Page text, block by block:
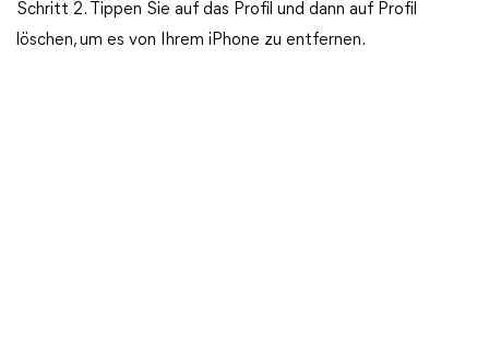
Schritt 2. Tippen Sie auf das Profil und dann auf Profil
löschen, um es von Ihrem iPhone zu entfernen.